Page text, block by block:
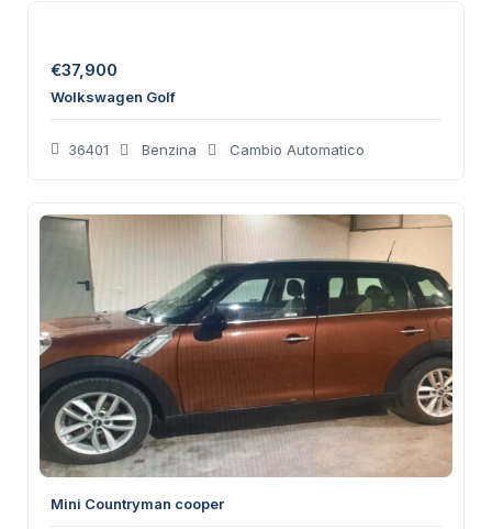
€37,900
Wolkswagen Golf
36401 Benzina Cambio Automatico
Mini Countryman cooper